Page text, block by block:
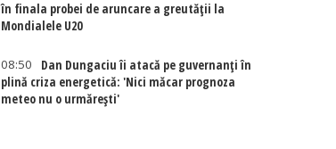
în finala probei de aruncare a greutății la
Mondialele U20
08:50
Dan Dungaciu îi atacă pe guvernanți în
plină criza energetică: 'Nici măcar prognoza
meteo nu o urmărești'